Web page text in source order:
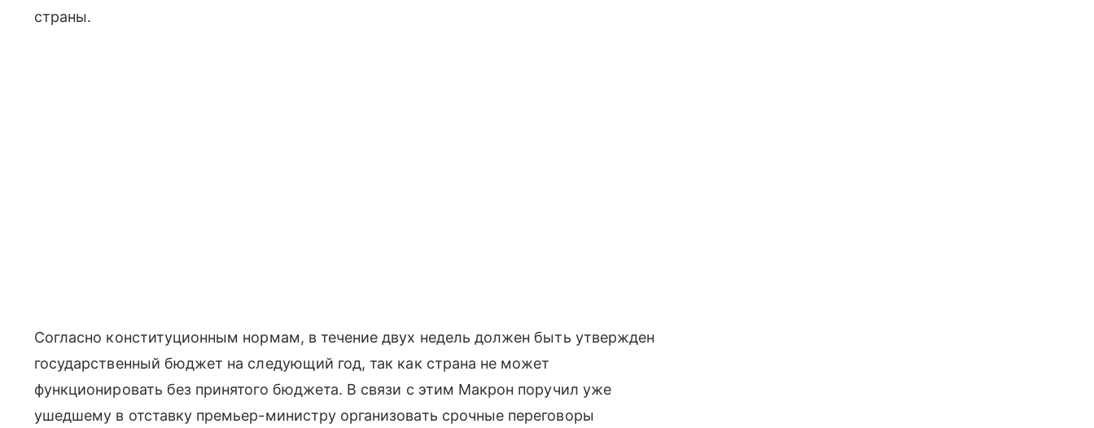
страны.
Согласно конституционным нормам, в течение двух недель должен быть утвержден
государственный бюджет на следующий год, так как страна не может
функционировать без принятого бюджета. В связи с этим Макрон поручил уже
ушедшему в отставку премьер-министру организовать срочные переговоры